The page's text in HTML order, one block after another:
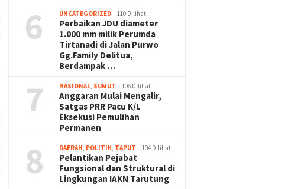
6 UNCATEGORIZED 110 Dilihat
Perbaikan JDU diameter
1.000 mm milik Perumda
Tirtanadi di Jalan Purwo
Gg.Family Delitua,
Berdampak …
7 NASIONAL, SUMUT 106 Dilihat
Anggaran Mulai Mengalir,
Satgas PRR Pacu K/L
Eksekusi Pemulihan
Permanen
8 DAERAH, POLITIK, TAPUT 104 Dilihat
Pelantikan Pejabat
Fungsional dan Struktural di
Lingkungan IAKN Tarutung